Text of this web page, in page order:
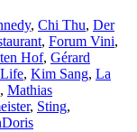
, Chi Thu, Der
, Forum Vini,
Hof, Gérard
, Kim Sang, La
, Mathias
, Sting,
Doris